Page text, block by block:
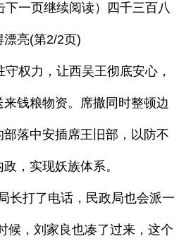
一页继续阅读）四千三百八
亮(第2/2页)
权力，让西吴王彻底安心，
钱粮物资。席撒同时整顿边
落中安插席王旧部，以防不
，实现妖族体系。
长打了电话，民政局也会派一
候，刘家良也凑了过来，这个